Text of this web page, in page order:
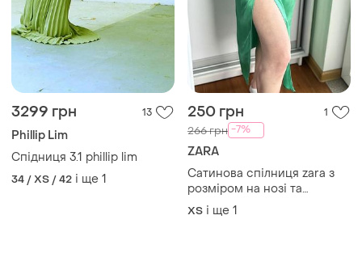
3299 грн 13
Phillip Lim
Спідниця 3.1 phillip lim
34 / XS / 42
250 грн
266 грн -7%
ZARA
Сатинова спілниця zara з
розміром на нозі та
драпіруванням
ХS і ще 1
ТОП оголошень